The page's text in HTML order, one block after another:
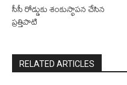
సీసీ రోడ్డుకు శంకుస్థాపన చేసిన
ప్రత్తిపాటి
RELATED ARTICLES